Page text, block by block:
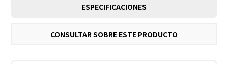
ESPECIFICACIONES
CONSULTAR SOBRE ESTE PRODUCTO